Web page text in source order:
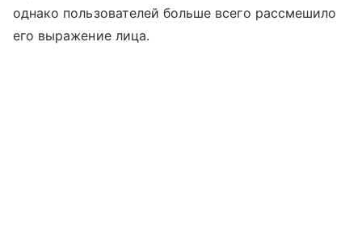
однако пользователей больше всего рассмешило
его выражение лица.